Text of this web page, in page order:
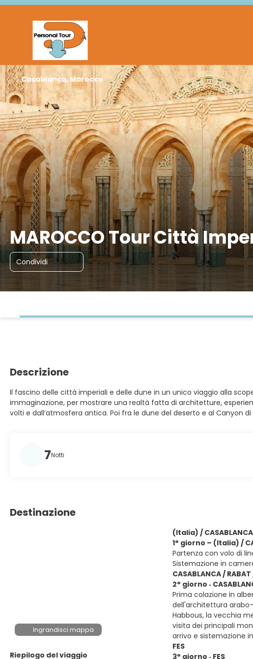
MAROCCO Tour Città
Condividi
Casablanca, Marocco
Descrizione
Il fascino delle città imperiali e delle dune in un unico viaggio alla
immaginazione, per mostrare una realtà fatta di architetture,
volti e dall’atmosfera antica. Poi fra le dune del deserto e al Canyon
7Notti
Destinazione
Ingrandisci mappa
Riepilogo del viaggio
(Italia) / CASABLANCA
1° giorno – (Italia) /
Partenza con volo di
Sistemazione in
CASABLANCA / RABAT
2° giorno ‐
Prima colazione in
dell'architettura
Habbous, la vecchia
visita dei principali
arrivo e sistemazione
FES
3° giorno ‐ FES